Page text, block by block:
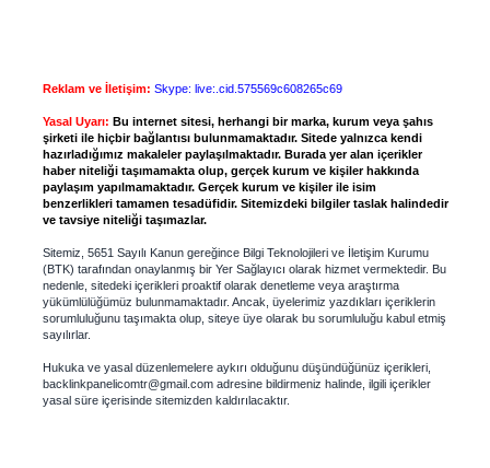
Reklam ve İletişim: Skype: live:.cid.575569c608265c69
Yasal Uyarı: Bu internet sitesi, herhangi bir marka, kurum veya şahıs
şirketi ile hiçbir bağlantısı bulunmamaktadır. Sitede yalnızca kendi
hazırladığımız makaleler paylaşılmaktadır. Burada yer alan içerikler
haber niteliği taşımamakta olup, gerçek kurum ve kişiler hakkında
paylaşım yapılmamaktadır. Gerçek kurum ve kişiler ile isim
benzerlikleri tamamen tesadüfidir. Sitemizdeki bilgiler taslak halindedir
ve tavsiye niteliği taşımazlar.
Sitemiz, 5651 Sayılı Kanun gereğince Bilgi Teknolojileri ve İletişim Kurumu
(BTK) tarafından onaylanmış bir Yer Sağlayıcı olarak hizmet vermektedir. Bu
nedenle, sitedeki içerikleri proaktif olarak denetleme veya araştırma
yükümlülüğümüz bulunmamaktadır. Ancak, üyelerimiz yazdıkları içeriklerin
sorumluluğunu taşımakta olup, siteye üye olarak bu sorumluluğu kabul etmiş
sayılırlar.
Hukuka ve yasal düzenlemelere aykırı olduğunu düşündüğünüz içerikleri,
backlinkpanelicomtr@gmail.comadresine bildirmeniz halinde, ilgili içerikler
yasal süre içerisinde sitemizden kaldırılacaktır.